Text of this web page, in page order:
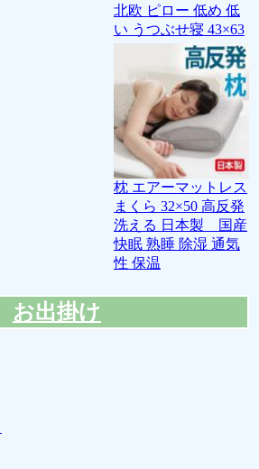
北欧 ピロー 低め 低
い うつぶせ寝 43×63
枕 エアーマットレス
まくら 32×50 高反発
洗える 日本製 国産
快眠 熟睡 除湿 通気
性 保温
お出掛け